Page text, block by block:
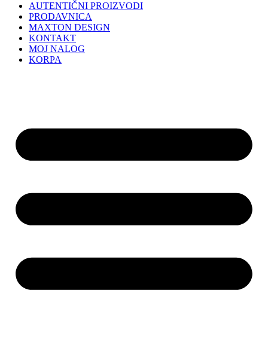
AUTENTIČNI PROIZVODI
PRODAVNICA
MAXTON DESIGN
KONTAKT
MOJ NALOG
KORPA